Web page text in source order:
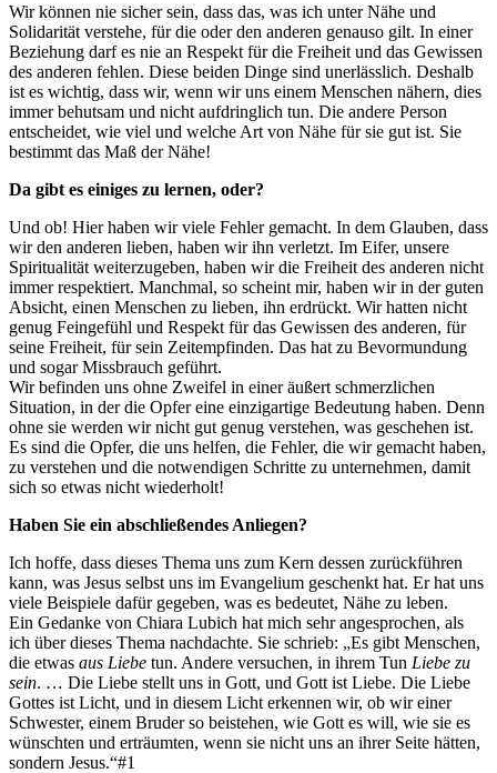
Wir können nie sicher sein, dass das, was ich unter Nähe und
Solidarität verstehe, für die oder den anderen genauso gilt. In einer
Beziehung darf es nie an Respekt für die Freiheit und das Gewissen
des anderen fehlen. Diese beiden Dinge sind unerlässlich. Deshalb
ist es wichtig, dass wir, wenn wir uns einem Menschen nähern, dies
immer behutsam und nicht aufdringlich tun. Die andere Person
entscheidet, wie viel und welche Art von Nähe für sie gut ist. Sie
bestimmt das Maß der Nähe!
Da gibt es einiges zu lernen, oder?
Und ob! Hier haben wir viele Fehler gemacht. In dem Glauben, dass
wir den anderen lieben, haben wir ihn verletzt. Im Eifer, unsere
Spiritualität weiterzugeben, haben wir die Freiheit des anderen nicht
immer respektiert. Manchmal, so scheint mir, haben wir in der guten
Absicht, einen Menschen zu lieben, ihn erdrückt. Wir hatten nicht
genug Feingefühl und Respekt für das Gewissen des anderen, für
seine Freiheit, für sein Zeitempfinden. Das hat zu Bevormundung
und sogar Missbrauch geführt.
Wir befinden uns ohne Zweifel in einer äußert schmerzlichen
Situation, in der die Opfer eine einzigartige Bedeutung haben. Denn
ohne sie werden wir nicht gut genug verstehen, was geschehen ist.
Es sind die Opfer, die uns helfen, die Fehler, die wir gemacht haben,
zu verstehen und die notwendigen Schritte zu unternehmen, damit
sich so etwas nicht wiederholt!
Haben Sie ein abschließendes Anliegen?
Ich hoffe, dass dieses Thema uns zum Kern dessen zurückführen
kann, was Jesus selbst uns im Evangelium geschenkt hat. Er hat uns
viele Beispiele dafür gegeben, was es bedeutet, Nähe zu leben.
Ein Gedanke von Chiara Lubich hat mich sehr angesprochen, als
ich über dieses Thema nachdachte. Sie schrieb: „Es gibt Menschen,
die etwas aus Liebe tun. Andere versuchen, in ihrem Tun Liebe zu
sein. … Die Liebe stellt uns in Gott, und Gott ist Liebe. Die Liebe
Gottes ist Licht, und in diesem Licht erkennen wir, ob wir einer
Schwester, einem Bruder so beistehen, wie Gott es will, wie sie es
wünschten und erträumten, wenn sie nicht uns an ihrer Seite hätten,
sondern Jesus.“#1